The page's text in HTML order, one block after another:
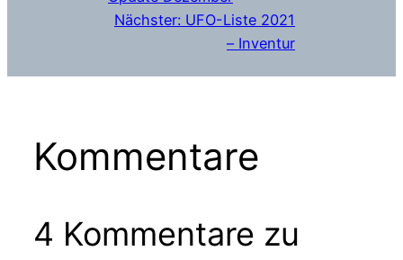
Nächster: UFO-Liste 2021
– Inventur
Kommentare
4 Kommentare zu